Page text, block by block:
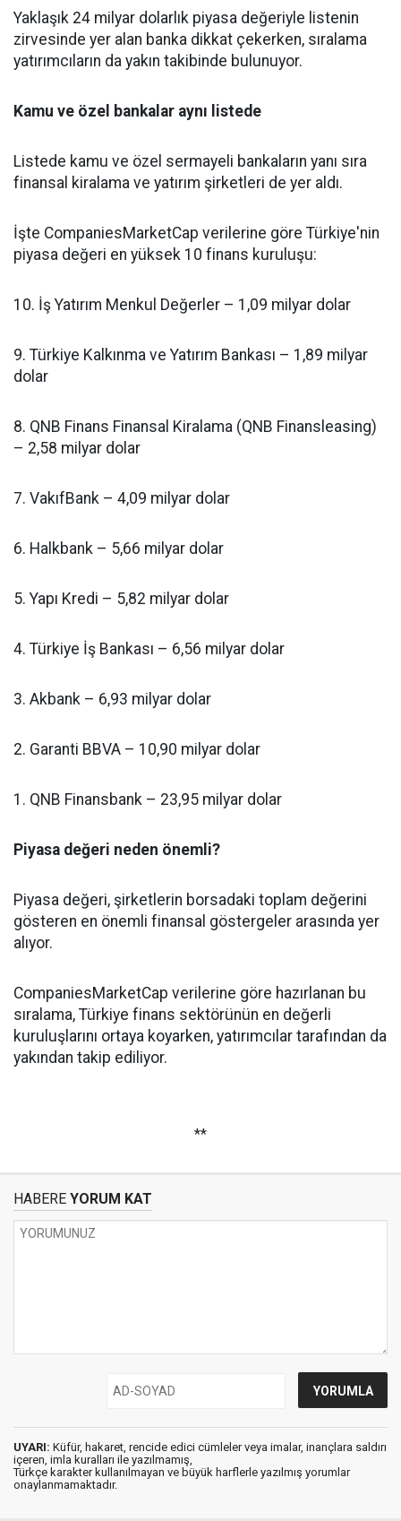
Yaklaşık 24 milyar dolarlık piyasa değeriyle listenin
zirvesinde yer alan banka dikkat çekerken, sıralama
yatırımcıların da yakın takibinde bulunuyor.
Kamu ve özel bankalar aynı listede
Listede kamu ve özel sermayeli bankaların yanı sıra
finansal kiralama ve yatırım şirketleri de yer aldı.
İşte CompaniesMarketCap verilerine göre Türkiye'nin
piyasa değeri en yüksek 10 finans kuruluşu:
10. İş Yatırım Menkul Değerler – 1,09 milyar dolar
9. Türkiye Kalkınma ve Yatırım Bankası – 1,89 milyar
dolar
8. QNB Finans Finansal Kiralama (QNB Finansleasing)
– 2,58 milyar dolar
7. VakıfBank – 4,09 milyar dolar
6. Halkbank – 5,66 milyar dolar
5. Yapı Kredi – 5,82 milyar dolar
4. Türkiye İş Bankası – 6,56 milyar dolar
3. Akbank – 6,93 milyar dolar
2. Garanti BBVA – 10,90 milyar dolar
1. QNB Finansbank – 23,95 milyar dolar
Piyasa değeri neden önemli?
Piyasa değeri, şirketlerin borsadaki toplam değerini
gösteren en önemli finansal göstergeler arasında yer
alıyor.
CompaniesMarketCap verilerine göre hazırlanan bu
sıralama, Türkiye finans sektörünün en değerli
kuruluşlarını ortaya koyarken, yatırımcılar tarafından da
yakından takip ediliyor.
**
HABERE YORUM KAT
UYARI: Küfür, hakaret, rencide edici cümleler veya imalar, inançlara saldırı
içeren, imla kuralları ile yazılmamış,
Türkçe karakter kullanılmayan ve büyük harflerle yazılmış yorumlar
onaylanmamaktadır.